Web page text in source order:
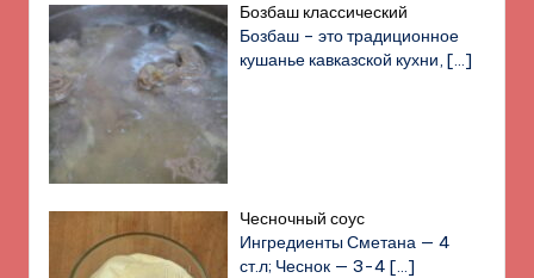
Бозбаш классический
Бозбаш – это традиционное
кушанье кавказской кухни,[…]
Чесночный соус
Ингредиенты Сметана — 4
ст.л; Чеснок — 3-4[…]